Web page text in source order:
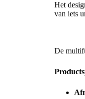
Het
van iets
De